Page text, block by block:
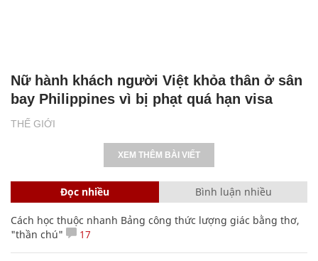
THẾ GIỚI
Nữ hành khách người Việt khỏa thân ở sân
bay Philippines vì bị phạt quá hạn visa
XEM THÊM BÀI VIẾT
Đọc nhiều Bình luận nhiều
Cách học thuộc nhanh Bảng công thức lượng giác bằng thơ,
"thần chú"
17